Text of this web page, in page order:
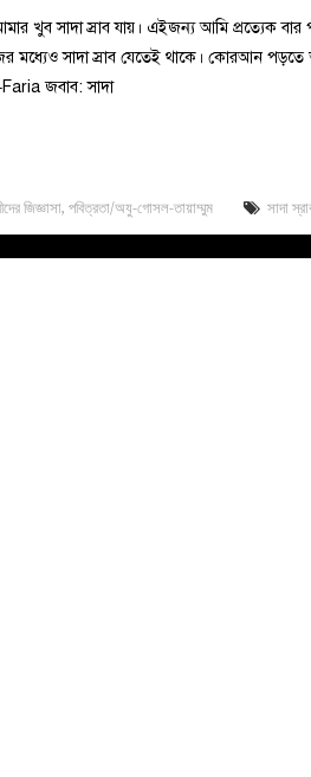
খুব সাদা স্রাব যায়। এইজন্য আমি প্রত্যেক
মধ্যেও সাদা স্রাব যেতেই থাকে। কোরআন
জবাব: সাদা
জিজ্ঞাসা,পবিত্রতা/অযু-গোসল-তায়াম্মুম সাদা